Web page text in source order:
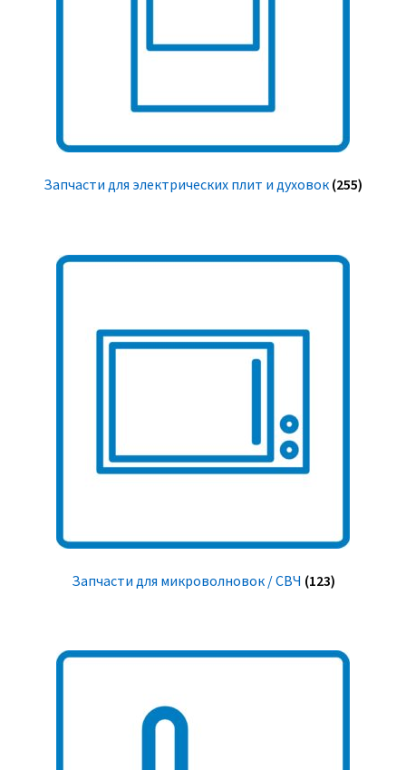
Запчасти для электрических плит и духовок (255)
Запчасти для микроволновок / СВЧ (123)